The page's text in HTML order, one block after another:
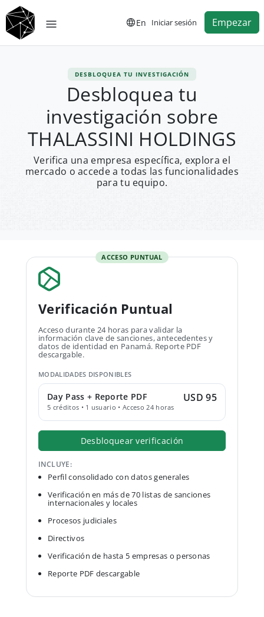
En Iniciar sesión Empezar
DESBLOQUEA TU INVESTIGACIÓN
Desbloquea tu
investigación sobre
THALASSINI HOLDINGS
Verifica una empresa específica, explora el
mercado o accede a todas las funcionalidades
para tu equipo.
ACCESO PUNTUAL
Verificación Puntual
Acceso durante 24 horas para validar la
información clave de sanciones, antecedentes y
datos de identidad en Panamá. Reporte PDF
descargable.
MODALIDADES DISPONIBLES
Day Pass + Reporte PDF
5 créditos • 1 usuario • Acceso 24 horas
USD 95
Desbloquear verificación
INCLUYE:
Perfil consolidado con datos generales
Verificación en más de 70 listas de sanciones
internacionales y locales
Procesos judiciales
Directivos
Verificación de hasta 5 empresas o personas
Reporte PDF descargable